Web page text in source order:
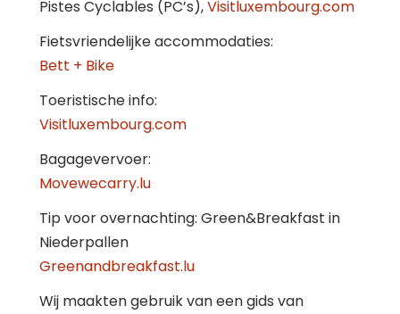
Pistes Cyclables (PC’s),Visitluxembourg.com
Fietsvriendelijke accommodaties:
Bett + Bike
Toeristische info:
Visitluxembourg.com
Bagagevervoer:
Movewecarry.lu
Tip voor overnachting: Green&Breakfast in
Niederpallen
Greenandbreakfast.lu
Wij maakten gebruik van een gids van